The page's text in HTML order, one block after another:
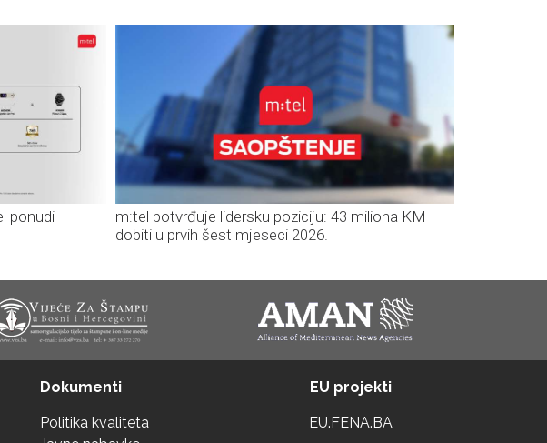
ponudi
m:tel potvrđuje lidersku poziciju: 43 miliona KM
dobiti u prvih šest mjeseci 2026.
Dokumenti
Politika kvaliteta
EU projekti
EU.FENA.BA